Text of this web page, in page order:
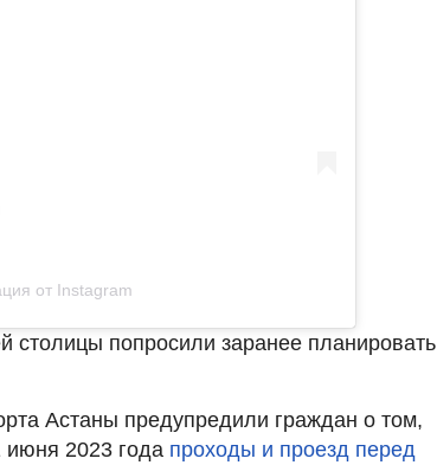
от Instagram
столицы попросили заранее планировать
Астаны предупредили граждан о том,
июня 2023 года проходы и проезд перед